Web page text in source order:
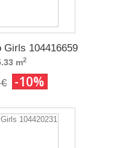
Girls 104416659
m2
-10%